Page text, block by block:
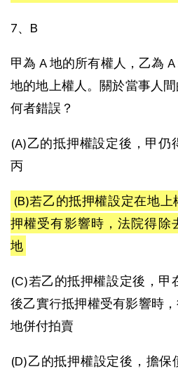
7、B
甲為 A 地的所有權人，乙為
地的地上權人。關於當事人
何者錯誤？
(A)乙的抵押權設定後，甲仍
丙
(B)若乙的抵押權設定在地
押權受有影響時，法院得除
地
(C)若乙的抵押權設定後，甲
後乙實行抵押權受有影響時
地併付拍賣
(D)乙的抵押權設定後，擔